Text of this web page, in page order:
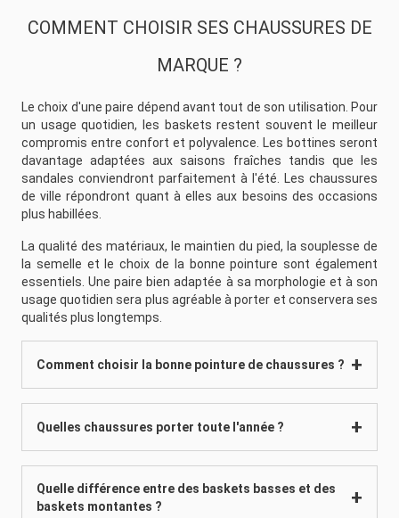
COMMENT CHOISIR SES CHAUSSURES DE
MARQUE ?
Le choix d'une paire dépend avant tout de son utilisation. Pour
un usage quotidien, les baskets restent souvent le meilleur
compromis entre confort et polyvalence. Les bottines seront
davantage adaptées aux saisons fraîches tandis que les
sandales conviendront parfaitement à l'été. Les chaussures
de ville répondront quant à elles aux besoins des occasions
plus habillées.
La qualité des matériaux, le maintien du pied, la souplesse de
la semelle et le choix de la bonne pointure sont également
essentiels. Une paire bien adaptée à sa morphologie et à son
usage quotidien sera plus agréable à porter et conservera ses
qualités plus longtemps.
Comment choisir la bonne pointure de chaussures ?
Quelles chaussures porter toute l'année ?
Quelle différence entre des baskets basses et des
baskets montantes ?